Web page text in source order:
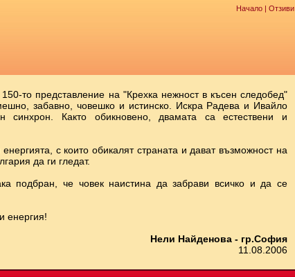
Начало | Отзиви
то представление на "Крехка нежност в късен следобед"
забавно, човешко и истинско. Искра Радева и Ивайло
синхрон. Както обикновено, двамата са естествени и
с които обикалят страната и дават възможност на
да ги гледат.
подбран, че човек наистина да забрави всичко и да се
енергия!
Нели Найденова - гр.София
11.08.2006